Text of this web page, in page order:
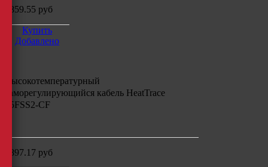
4859.55 руб
Купить
Добавлено
Высокотемпературный
саморегулирующийся кабель HeatTrace
45FSS2-CF
4897.17 руб